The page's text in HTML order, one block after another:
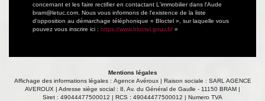
concernant et les faire rectifier en contactant L'immobilier dans l'Aude
bram@letuc.com. Nous vous informons de l'existence de la liste
d'opposition au démarchage téléphonique « Bloctel », sur laquelle vous
pouvez vous inscrire ici : https://www.bloctel.gouv.fr/ »
Mentions légales
Affichage des informations légales : Agence Avéroux | Raison sociale : SARL AGENCE
AVEROUX | Adresse siège social : 8, Av. du Général de Gaulle - 11150 BRAM |
Siret : 49044477500012 | RCS : 49044477500012 | Numero TVA